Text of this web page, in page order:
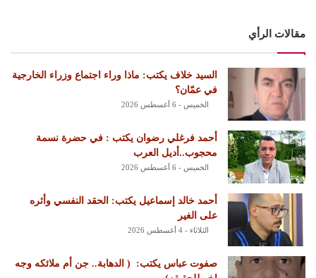
مقالات الرأي
السيد خلاف يكتب: ماذا وراء اجتماع وزراء الخارجية
في عمّان؟
الخميس - 6 أغسطس 2026
أحمد فرغلي رضوان يكتب : في حضرة نسمة
محجوب..أديل العرب
الخميس - 6 أغسطس 2026
أحمد خالد إسماعيل يكتب: الحقد النفسي وأثره
على الغير
الثلاثاء - 4 أغسطس 2026
‏صفوت عباس يكتب: ‏ ‏( الدهابة.. جن أم ملائكه وجه